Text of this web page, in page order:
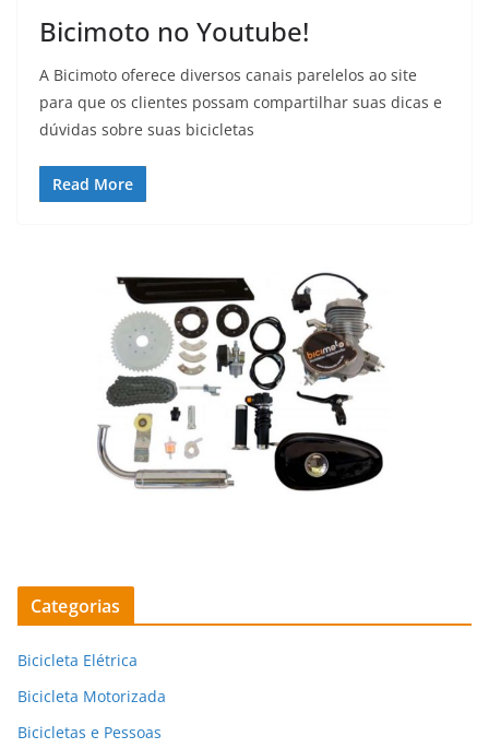
Bicimoto no Youtube!
A Bicimoto oferece diversos canais parelelos ao site
para que os clientes possam compartilhar suas dicas e
dúvidas sobre suas bicicletas
Read More
Categorias
Bicicleta Elétrica
Bicicleta Motorizada
Bicicletas e Pessoas